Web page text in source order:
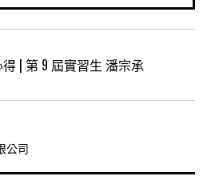
| 第 9 屆實習生 潘宗承
公司